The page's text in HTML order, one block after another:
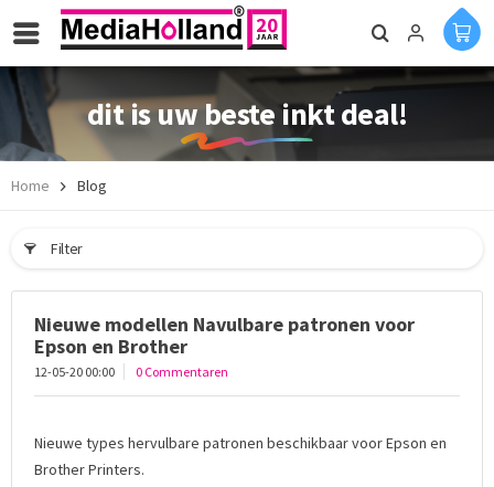
dit is uw beste inkt deal!
Home Blog
Filter
Nieuwe modellen Navulbare patronen voor
Epson en Brother
12-05-20 00:00 0 Commentaren
Nieuwe types hervulbare patronen beschikbaar voor Epson en
Brother Printers.